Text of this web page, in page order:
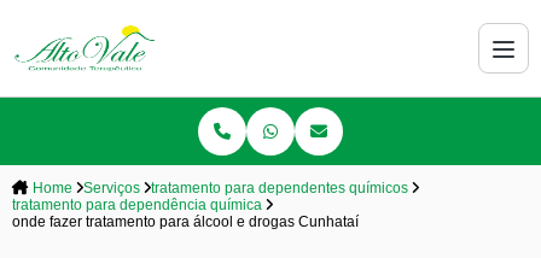
Home Serviços
tratamento para dependentes químicos
tratamento para dependência química
onde fazer tratamento para álcool e drogas Cunhataí